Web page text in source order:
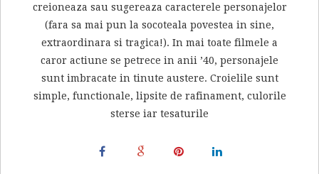
creioneaza sau sugereaza caracterele personajelor
(fara sa mai pun la socoteala povestea in sine,
extraordinara si tragica!). In mai toate filmele a
caror actiune se petrece in anii ’40, personajele
sunt imbracate in tinute austere. Croielile sunt
simple, functionale, lipsite de rafinament, culorile
sterse iar tesaturile